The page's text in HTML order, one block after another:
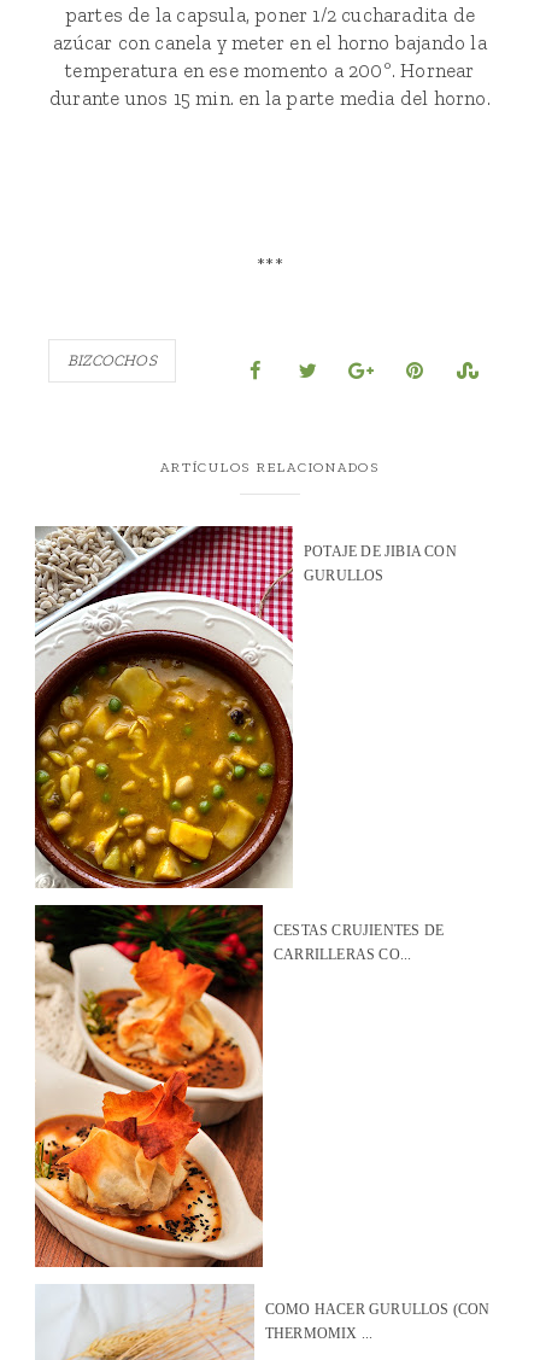
partes de la capsula, poner 1/2 cucharadita de
azúcar con canela y meter en el horno bajando la
temperatura en ese momento a 200º. Hornear
durante unos 15 min. en la parte media del horno.
***
BIZCOCHOS
ARTÍCULOS RELACIONADOS
POTAJE DE JIBIA CON
GURULLOS
CESTAS CRUJIENTES DE
CARRILLERAS CO...
COMO HACER GURULLOS (CON
THERMOMIX ...